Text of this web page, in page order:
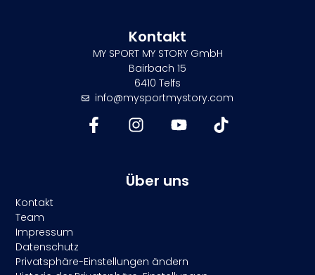
Kontakt
MY SPORT MY STORY GmbH
Bairbach 15
6410 Telfs
info@mysportmystory.com
Über uns
Kontakt
Team
Impressum
Datenschutz
Privatsphäre-Einstellungen ändern